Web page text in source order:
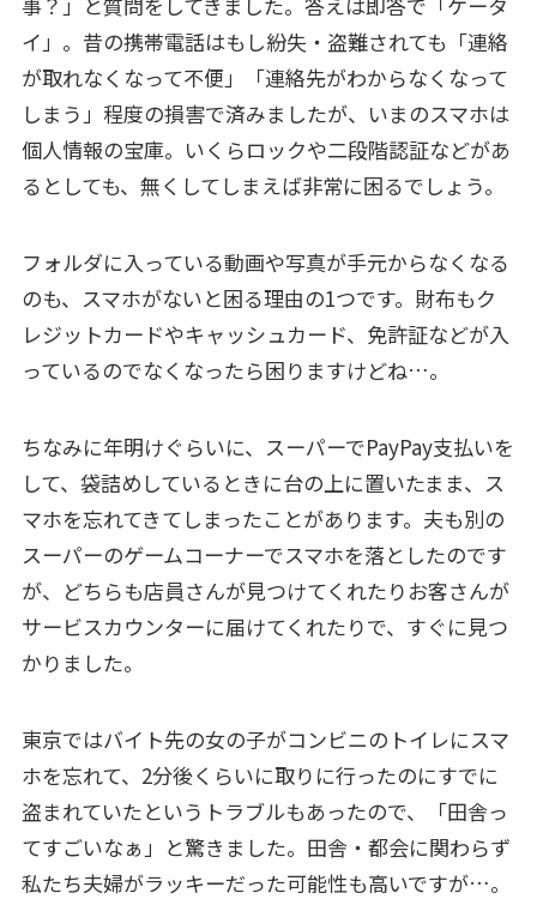
イ」。昔の携帯電話はもし紛失・盗難されても「連絡
が取れなくなって不便」「連絡先がわからなくなって
しまう」程度の損害で済みましたが、いまのスマホは
個人情報の宝庫。いくらロックや二段階認証などがあ
るとしても、無くしてしまえば非常に困るでしょう。
フォルダに入っている動画や写真が手元からなくなる
のも、スマホがないと困る理由の1つです。財布もク
レジットカードやキャッシュカード、免許証などが入
っているのでなくなったら困りますけどね…。
ちなみに年明けぐらいに、スーパーでPayPay支払いを
して、袋詰めしているときに台の上に置いたまま、ス
マホを忘れてきてしまったことがあります。夫も別の
スーパーのゲームコーナーでスマホを落としたのです
が、どちらも店員さんが見つけてくれたりお客さんが
サービスカウンターに届けてくれたりで、すぐに見つ
かりました。
東京ではバイト先の女の子がコンビニのトイレにスマ
ホを忘れて、2分後くらいに取りに行ったのにすでに
盗まれていたというトラブルもあったので、「田舎っ
てすごいなぁ」と驚きました。田舎・都会に関わらず
私たち夫婦がラッキーだった可能性も高いですが…。